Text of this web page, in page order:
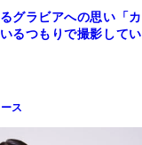
グラビアへの思い「カ
るつもりで撮影してい
ス